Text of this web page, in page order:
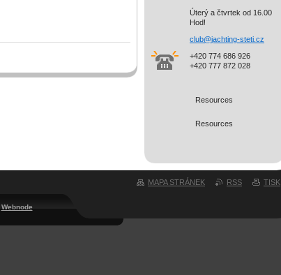
Úterý a čtvrtek od 16.00
Hod!
club@jachting-steti.cz
+420 774 686 926
+420 777 872 028
Resources
Resources
MAPA STRÁNEK RSS TISK
Webnode